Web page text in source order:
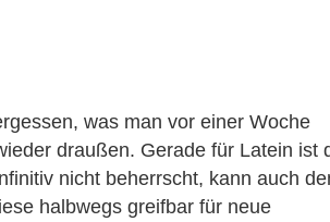
was man vor einer Woche
draußen. Gerade für Latein ist
nicht beherrscht, kann auch
halbwegs greifbar für neue